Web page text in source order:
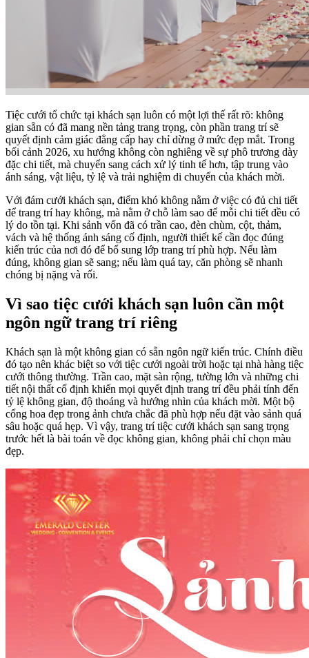
Tiệc cưới tổ chức tại khách sạn luôn có một lợi thế rất rõ: không
gian sẵn có đã mang nền tảng trang trọng, còn phần trang trí sẽ
quyết định cảm giác đẳng cấp hay chỉ dừng ở mức đẹp mắt. Trong
bối cảnh 2026, xu hướng không còn nghiêng về sự phô trương dày
đặc chi tiết, mà chuyển sang cách xử lý tinh tế hơn, tập trung vào
ánh sáng, vật liệu, tỷ lệ và trải nghiệm di chuyển của khách mời.
Với đám cưới khách sạn, điểm khó không nằm ở việc có đủ chi tiết
để trang trí hay không, mà nằm ở chỗ làm sao để mỗi chi tiết đều có
lý do tồn tại. Khi sảnh vốn đã có trần cao, đèn chùm, cột, thảm,
vách và hệ thống ánh sáng cố định, người thiết kế cần đọc đúng
kiến trúc của nơi đó để bổ sung lớp trang trí phù hợp. Nếu làm
đúng, không gian sẽ sang; nếu làm quá tay, căn phòng sẽ nhanh
chóng bị nặng và rối.
Vì sao tiệc cưới khách sạn luôn cần một
ngôn ngữ trang trí riêng
Khách sạn là một không gian có sẵn ngôn ngữ kiến trúc. Chính điều
đó tạo nên khác biệt so với tiệc cưới ngoài trời hoặc tại nhà hàng tiệc
cưới thông thường. Trần cao, mặt sàn rộng, tường lớn và những chi
tiết nội thất cố định khiến mọi quyết định trang trí đều phải tính đến
tỷ lệ không gian, độ thoáng và hướng nhìn của khách mời. Một bộ
cổng hoa đẹp trong ảnh chưa chắc đã phù hợp nếu đặt vào sảnh quá
sâu hoặc quá hẹp. Vì vậy, trang trí tiệc cưới khách sạn sang trọng
trước hết là bài toán về đọc không gian, không phải chỉ chọn màu
đẹp.